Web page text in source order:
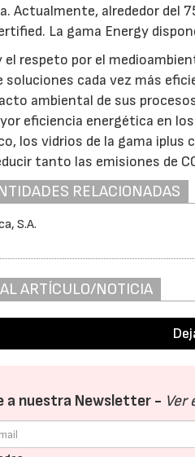
Actualmente, alrededor del
La gama Energy
el respeto por el
soluciones cada vez más
ambiental de sus
eficiencia energética en
los vidrios de la gama iplus
tanto las emisiones de
RELACIONADAS
S.A.
ARTÍCULO/NOTICIA
a nuestra Newsletter - Ver